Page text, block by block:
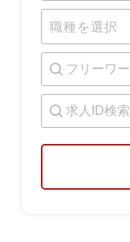
職種を選択